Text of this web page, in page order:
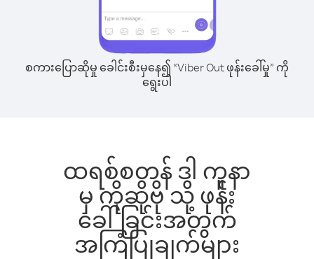
စကားပြောဆိုမှု ခေါင်းစီးမှနေ၍ “Viber Out ဖုန်းခေါ်မှု” ကို
ရွေးပါ
ထရစ်စတန် ဒါ ကူနာ
မှ ကိုဆိုဗို သို့ ဖုန်း
ခေါ်ခြင်းအတွက်
အကြံပြုချက်များ